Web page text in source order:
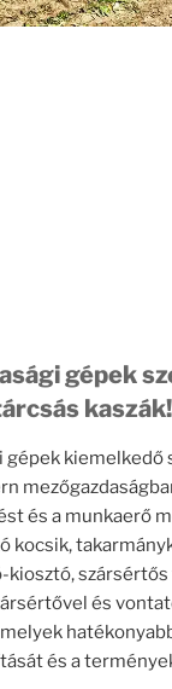
gépek
kaszák!
gépek kiemelkedő
és a munkaerő
kocsik,
kiosztó, szársértős
és
és a